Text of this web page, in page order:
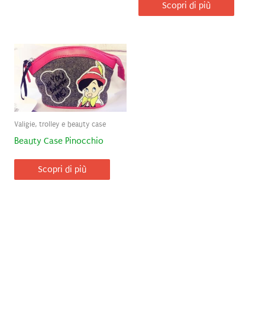
Scopri di più
Valigie, trolley e beauty case
Beauty Case Pinocchio
Scopri di più